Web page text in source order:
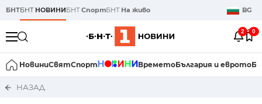
БНТБНТ НОВИНИБНТСпортБНТ На живо BG
2 0
НовиниСвятСпорт ВреметоБългария и еврото
НАЗАД